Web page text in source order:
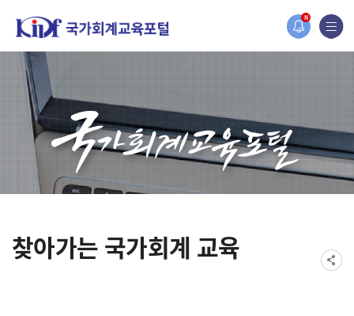
N
홈페이지가 새롭게 개편되었습니다.
한국조세재정연구원홈페이지가 새롭게 개설되었습니다.
찾아가는 국가회계 교육